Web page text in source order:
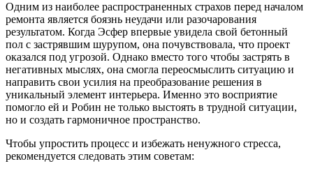
Одним из наиболее распространенных страхов перед началом
ремонта является боязнь неудачи или разочарования
результатом. Когда Эсфер впервые увидела свой бетонный
пол с застрявшим шурупом, она почувствовала, что проект
оказался под угрозой. Однако вместо того чтобы застрять в
негативных мыслях, она смогла переосмыслить ситуацию и
направить свои усилия на преобразование решения в
уникальный элемент интерьера. Именно это восприятие
помогло ей и Робин не только выстоять в трудной ситуации,
но и создать гармоничное пространство.
Чтобы упростить процесс и избежать ненужного стресса,
рекомендуется следовать этим советам: